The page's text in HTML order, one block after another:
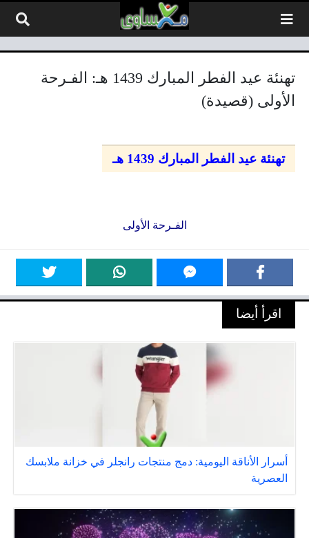
تهنئة عيد الفطر المبارك 1439 هـ: الفـرحة
الأولى (قصيدة)
تهنئة عيد الفطر المبارك 1439 هـ
الفـرحة الأولى
اقرأ أيضا
أسرار الأناقة اليومية: دمج منتجات رانجلر في خزانة ملابسك
العصرية